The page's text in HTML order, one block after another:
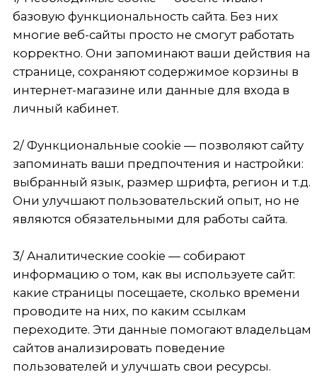
запоминать ваши предпочтения и настройки:
выбранный язык, размер шрифта, регион и т.д.
Они улучшают пользовательский опыт, но не
3/ Аналитические cookie — собирают
какие страницы посещаете, сколько времени
проводите на них, по каким ссылкам
сайтов анализировать поведение
пользователей и улучшать свои ресурсы.
4/ Рекламные cookie — отслеживают ваши
интересы на основе просмотренных страниц и
показывают вам таргетированную рекламу.
превышает срока, необходимого для
достижения целей обработки персональных
данных.
При посещении Сайта Оператор запрашивает
файлов cookie.
При отказе от использования файлов cookie
отдельные функции Сайта могут быть
недоступными, что повлияет на возможность